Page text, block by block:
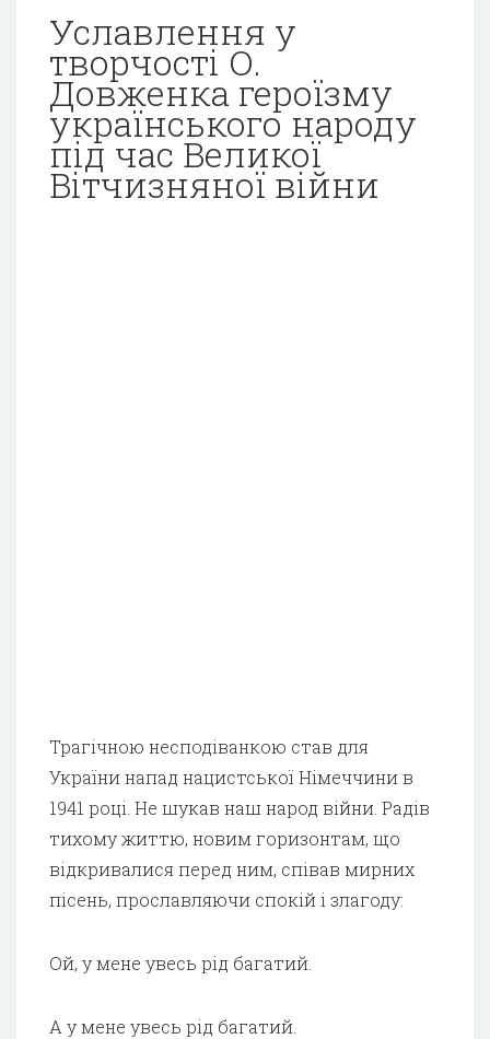
Уславлення у
творчості О.
Довженка героїзму
українського народу
під час Великої
Вітчизняної війни
Трагічною несподіванкою став для
України напад нацистської Німеччини в
1941 році. Не шукав наш народ війни. Радів
тихому життю, новим горизонтам, що
відкривалися перед ним, співав мирних
пісень, прославляючи спокій і злагоду:
Ой, у мене увесь рід багатий.
А у мене увесь рід багатий.